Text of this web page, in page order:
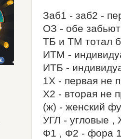
Заб1 - заб2 -
ОЗ - обе забьют
ТБ и ТМ тотал
ИТМ -
ИТБ -
1Х - первая не
Х2 - вторая не
(ж) - женский
УГЛ - угловые ,
Ф1 , Ф2 - фора